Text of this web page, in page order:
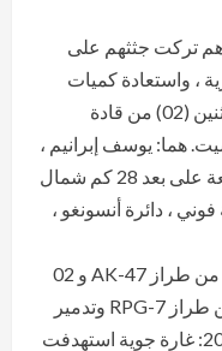
تم تحييدهم تركت جثثهم على
، واستعادة كميات
كبيرة من الأسلحة والذخائر. تم تحييد اثنين (02) من قادة
هما: يوسف إبرانيم ،
رئيس مركز في محلة تن أونور ، الواقعة على بعد 28 كم شمال
، دائرة أنسونغو ،
منطقة جاو. كما تم استعادة 14 بندقية من طراز AK-47 و 02
مدفع رشاش من طراز PKM و 01 من طراز RPG-7 وتدمير
دراجات نارية. – 30 آب / أغسطس 2022: غارة جوية استهدفت